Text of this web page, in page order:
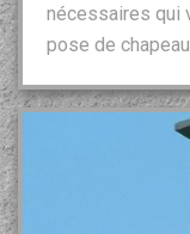
nécessaires qui
pose de